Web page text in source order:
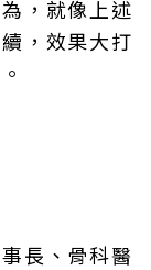
，就像上述
，效果大打
長、骨科醫